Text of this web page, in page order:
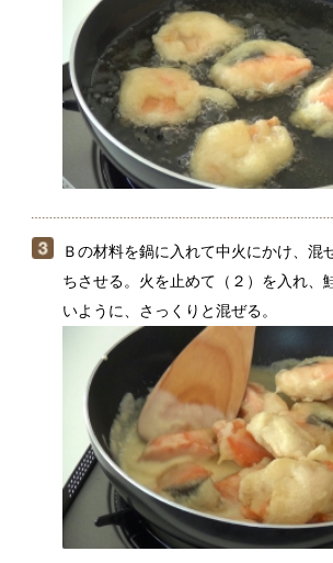
Ｂの材料を鍋に入れて中火にかけ、混ぜなが
ちさせる。火を止めて（２）を入れ、鮭の衣
いように、さっくりと混ぜる。
皿にレタスを敷き、（３）を盛る。
＊衣を混ぜるときに、ダマができないように
は、泡立て器をつかうのがおすすめです。